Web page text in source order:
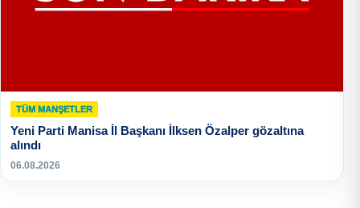
TÜM MANŞETLER
Yeni Parti Manisa İl Başkanı İlksen Özalper gözaltına
alındı
06.08.2026